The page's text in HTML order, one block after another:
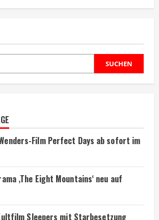
SUCHEN
Film Perfect Days ab sofort im
‚The Eight Mountains‘ neu auf
Sleepers mit Starbesetzung